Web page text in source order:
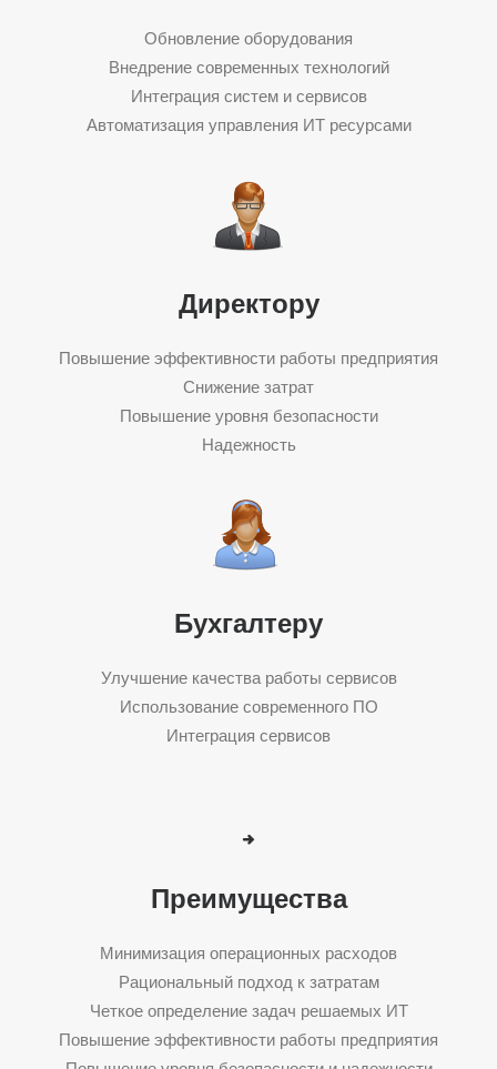
Обновление оборудования
Внедрение современных технологий
Интеграция систем и сервисов
Автоматизация управления ИТ ресурсами
Директору
Повышение эффективности работы предприятия
Снижение затрат
Повышение уровня безопасности
Надежность
Бухгалтеру
Улучшение качества работы сервисов
Использование современного ПО
Интеграция сервисов
Преимущества
Минимизация операционных расходов
Рациональный подход к затратам
Четкое определение задач решаемых ИТ
Повышение эффективности работы предприятия